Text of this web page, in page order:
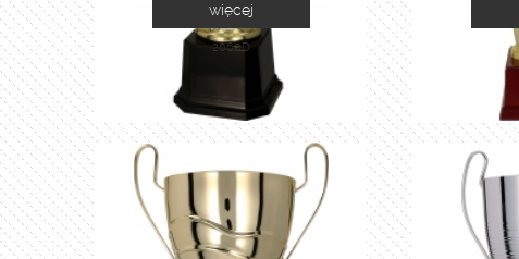
2060D
więcej